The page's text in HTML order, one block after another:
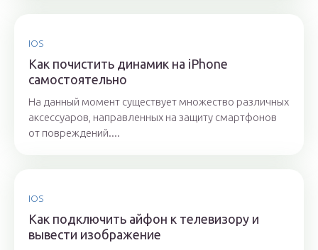
IOS
Как почистить динамик на iPhone
самостоятельно
На данный момент существует множество различных
аксессуаров, направленных на защиту смартфонов
от повреждений....
IOS
Как подключить айфон к телевизору и
вывести изображение